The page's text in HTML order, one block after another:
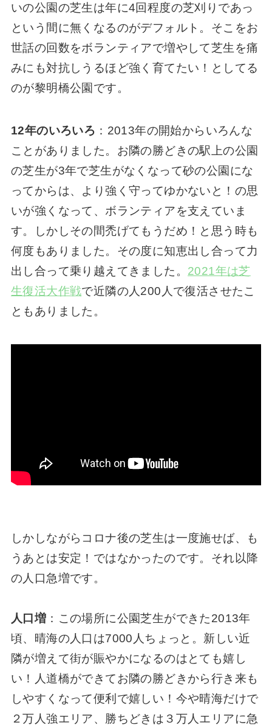
いの公園の芝生は年に4回程度の芝刈りであっ
という間に無くなるのがデフォルト。そこをお
世話の回数をボランティアで増やして芝生を痛
みにも対抗しうるほど強く育てたい！としてる
のが黎明橋公園です。
12年のいろいろ ：2013年の開始からいろんな
ことがありました。お隣の勝どきの駅上の公園
の芝生が3年で芝生がなくなって砂の公園にな
ってからは、より強く守ってゆかないと！の思
いが強くなって、ボランティアを支えていま
す。しかしその間禿げてもうだめ！と思う時も
何度もありました。その度に知恵出し合って力
出し合って乗り越えてきました。 2021年は芝
生復活大作戦で近隣の人200人で復活させたこ
ともありました。
しかしながらコロナ後の芝生は一度施せば、も
うあとは安定！ではなかったのです。それ以降
の人口急増です。
人口増 ：この場所に公園芝生ができた2013年
頃、晴海の人口は7000人ちょっと。新しい近
隣が増えて街が賑やかになるのはとても嬉し
い！人道橋ができてお隣の勝どきから行き来も
しやすくなって便利で嬉しい！今や晴海だけで
２万人強エリア、勝ちどきは３万人エリアに急